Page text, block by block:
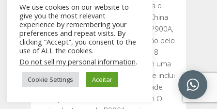
Enquanto o mercado global recebia o
Moto Pad 70, a Lenovo lançou na China
nesta segunda-feira (10) o Lecoo P900A,
tablet baratinho que chama atenção pelo
corpo compacto. Com uma tela de 8
polegadas, o dispositivo aposta em uma
ficha simples, mas competente que inclui
processador MediaTek, conectividade
encorpada e bateria de 5.140 mAh.O
We use cookies on our website to
give you the most relevant
experience by remembering your
preferences and repeat visits. By
clicking “Accept”, you consent to the
use of ALL the cookies.
Do not sell my personal information.
Cookie Settings Aceitar